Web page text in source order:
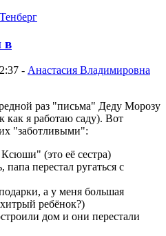
в
- Анастасия Владимировна
раз "письма" Деду Морозу
как я работаю саду). Вот
"заботливыми":
(это её сестра)
перестал ругаться с
а у меня большая
ребёнок?)
дом и они перестали